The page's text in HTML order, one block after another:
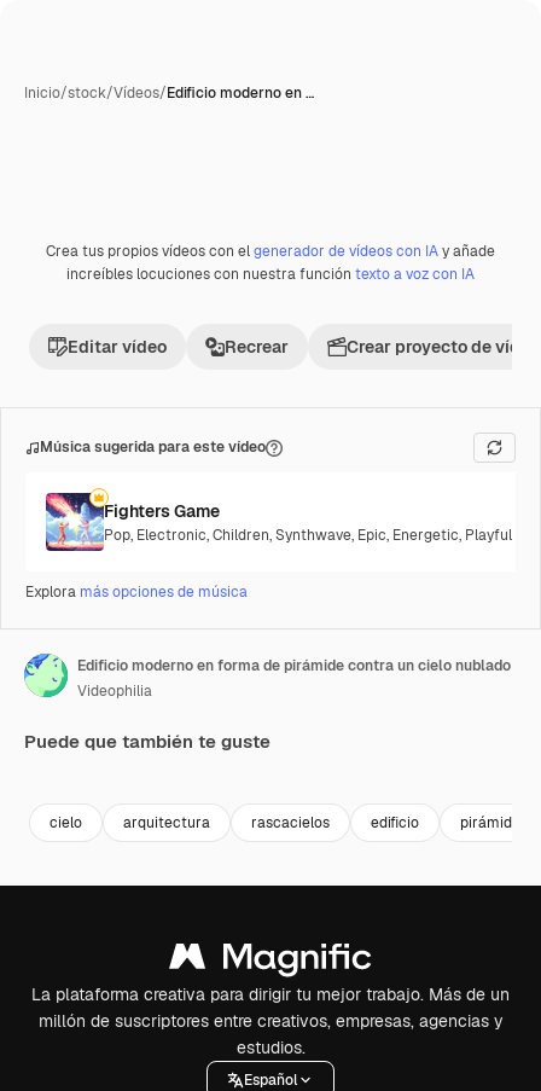
Inicio/stock/Vídeos/Edificio moderno en …
Premium
Crea tus propios vídeos con elgenerador de vídeos con IAy añade
increíbles locuciones con nuestra función texto a voz con IA
Editar vídeo Recrear Crear proyecto de vídeo
Música sugerida para este vídeo
Fighters Game
Pop, Electronic,Children,Synthwave, Epic, Energetic, Playful
Explora más opciones de música
Edificio moderno en forma de pirámide contra un cielo nublado
Videophilia
Puede que también te guste
cielo arquitectura rascacielos edificio pirámide
La plataforma creativa para dirigir tu mejor trabajo. Más de un
millón de suscriptores entre creativos, empresas, agencias y
estudios.
Español